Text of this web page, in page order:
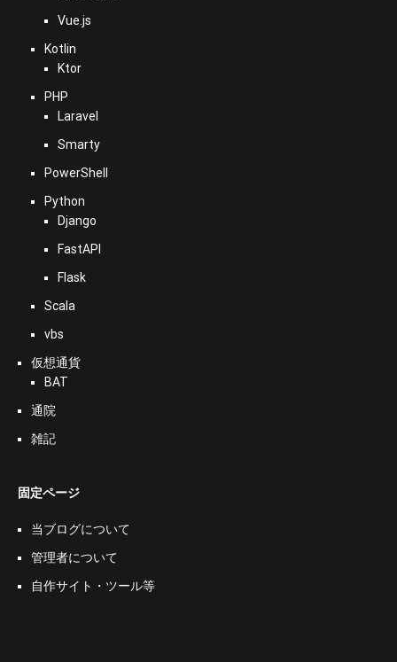
Vue.js
Kotlin
Ktor
PHP
Laravel
Smarty
PowerShell
Python
Django
FastAPI
Flask
Scala
vbs
仮想通貨
BAT
通院
雑記
固定ページ
当ブログについて
管理者について
自作サイト・ツール等